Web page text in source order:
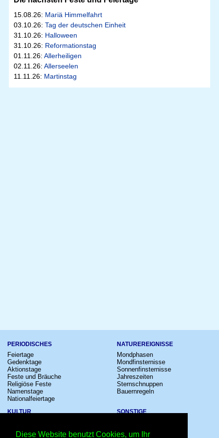
Diese Website benutzt Cookies, um Ihr
15.08.26: Mariä Himmelfahrt
03.10.26: Tag der deutschen Einheit
31.10.26: Halloween
31.10.26: Reformationstag
01.11.26: Allerheiligen
02.11.26: Allerseelen
11.11.26: Martinstag
PERIODISCHES
Feiertage
Gedenktage
Aktionstage
Feste und Bräuche
Religiöse Feste
Namenstage
Nationalfeiertage
NATUREREIGNISSE
Mondphasen
Mondfinsternisse
Sonnenfinsternisse
Jahreszeiten
Sternschnuppen
Bauernregeln
KULTUR SONSTIGE